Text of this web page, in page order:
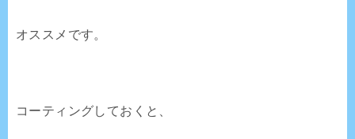
オススメです。
コーティングしておくと、